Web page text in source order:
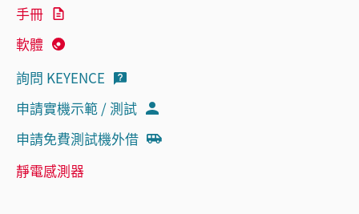
手冊
軟體
詢問 KEYENCE
申請實機示範 / 測試
申請免費測試機外借
靜電感測器